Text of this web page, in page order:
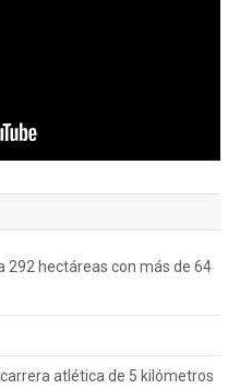
292 hectáreas con más de 64
atlética de 5 kilómetros